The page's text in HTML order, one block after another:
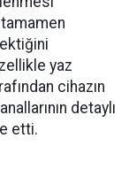
yaz
cihazın
detaylı
etti.